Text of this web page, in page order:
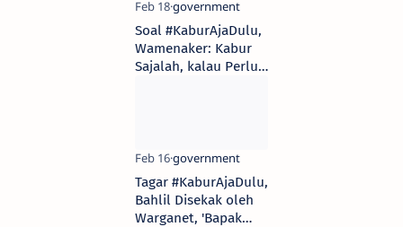
Soal #KaburAjaDulu,
Wamenaker: Kabur
Sajalah, kalau Perlu
Tagar #KaburAjaDulu,
Bahlil Disekak oleh
Warganet, 'Bapak